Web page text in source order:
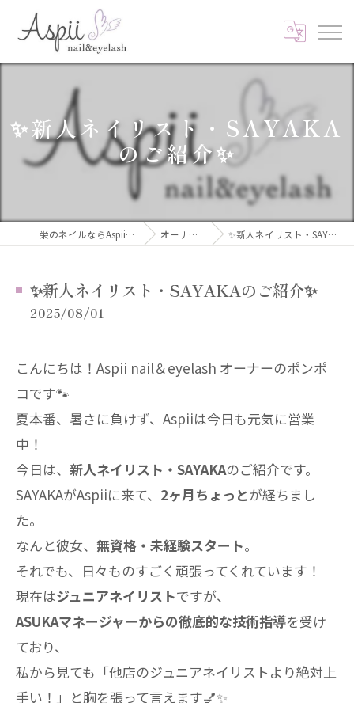
✨新人ネイリスト・SAYAKA
のご紹介✨
栄のネイルならAspii nail&eyelash オーナーブログ ✨新人ネイリスト・SAYAKAのご紹介✨
✨新人ネイリスト・SAYAKAのご紹介✨
2025/08/01
こんにちは！Aspii nail＆eyelash オーナーのポンポ
コです🐾
夏本番、暑さに負けず、Aspiiは今日も元気に営業
中！
今日は、 新人ネイリスト・SAYAKAのご紹介です。
SAYAKAがAspiiに来て、 2ヶ月ちょっとが経ちまし
た。
なんと彼女、 無資格・未経験スタート。
それでも、日々ものすごく頑張ってくれています！
現在はジュニアネイリストですが、
ASUKAマネージャーからの徹底的な技術指導を受け
ており、
私から見ても「他店のジュニアネイリストより絶対上
手い！」と胸を張って言えます💅✨